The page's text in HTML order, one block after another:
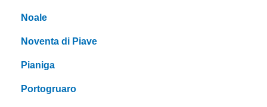
Noale
Noventa di Piave
Pianiga
Portogruaro